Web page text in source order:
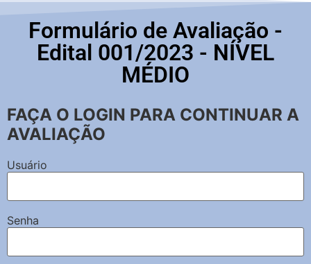
Formulário de Avaliação -
Edital 001/2023 - NÍVEL
MÉDIO
FAÇA O LOGIN PARA CONTINUAR A
AVALIAÇÃO
Usuário
Senha